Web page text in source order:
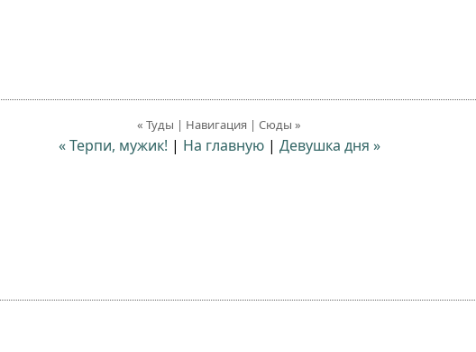
« Туды | Навигация | Сюды »
« Терпи, мужик! | На главную| Девушка дня »